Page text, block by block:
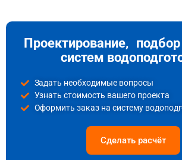
Проектирование,
систем
Задать необходимые вопросы
Узнать стоимость вашего проекта
Оформить заказ на систему
Сделать расчёт